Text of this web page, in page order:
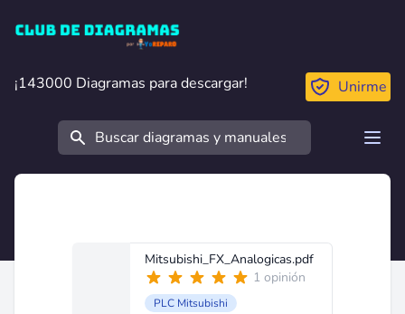
Club de Diagramas
¡143000 Diagramas para descargar!
¡143000 Diagramas para descargar! Unirme
Buscar
Mitsubishi_FX_Analogicas.pdf
1 opinión
PLC Mitsubishi